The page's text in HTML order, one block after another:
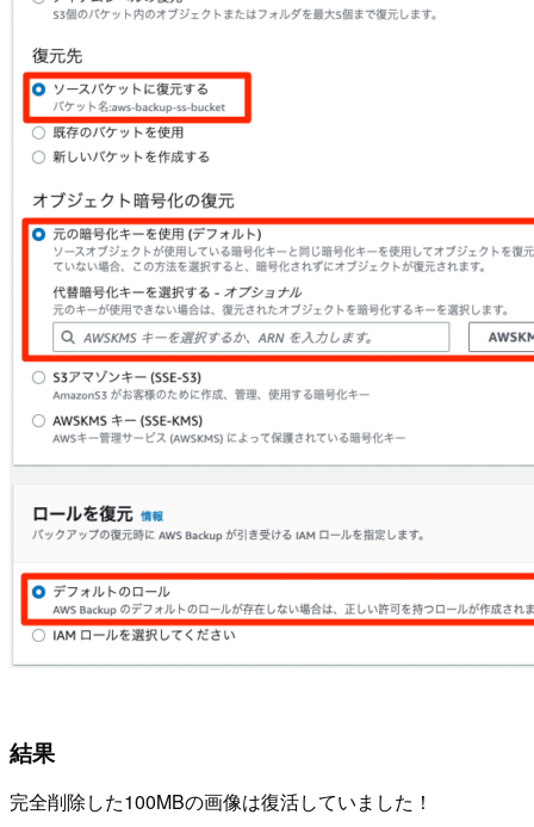
結果
完全削除した100MBの画像は復活していました！